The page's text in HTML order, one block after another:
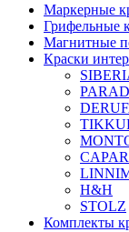
Маркерные
Грифельные
Магнитные
Краски
H&H
STOLZ
Комплекты